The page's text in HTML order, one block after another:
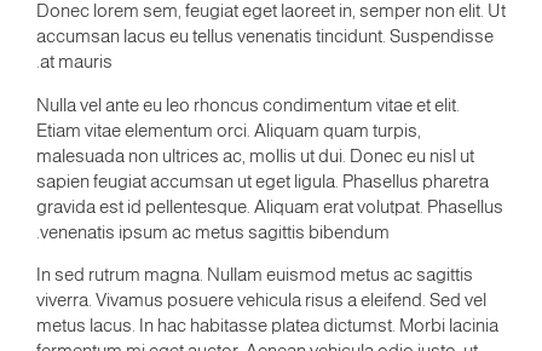
Donec lorem sem, feugiat eget laoreet in, semper non elit. Ut
accumsan lacus eu tellus venenatis tincidunt. Suspendisse
at mauris.
Nulla vel ante eu leo rhoncus condimentum vitae et elit.
Etiam vitae elementum orci. Aliquam quam turpis,
malesuada non ultrices ac, mollis ut dui. Donec eu nisl ut
sapien feugiat accumsan ut eget ligula. Phasellus pharetra
gravida est id pellentesque. Aliquam erat volutpat. Phasellus
venenatis ipsum ac metus sagittis bibendum.
In sed rutrum magna. Nullam euismod metus ac sagittis
viverra. Vivamus posuere vehicula risus a eleifend. Sed vel
metus lacus. In hac habitasse platea dictumst. Morbi lacinia